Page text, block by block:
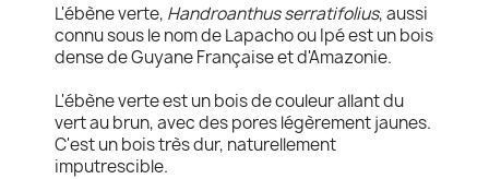
L'ébène verte, Handroanthus serratifolius, aussi
connu sous le nom de Lapacho ou Ipé est un bois
dense de Guyane Française et d'Amazonie.
L'ébène verte est un bois de couleur allant du
vert au brun, avec des pores légèrement jaunes.
C'est un bois très dur, naturellement
imputrescible.